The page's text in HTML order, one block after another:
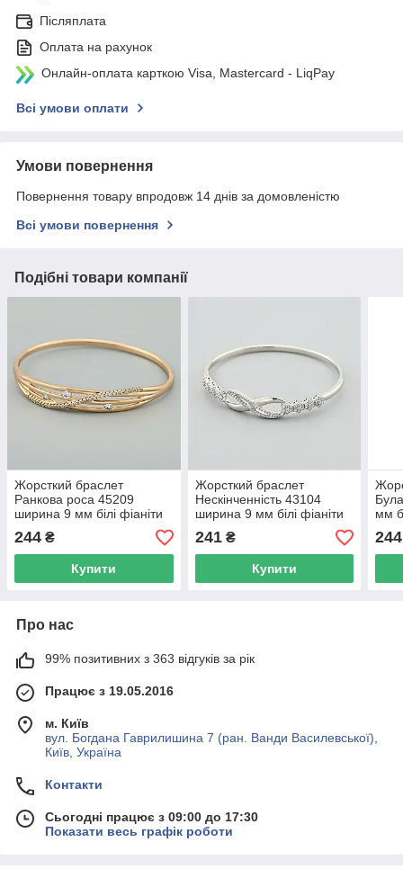
Післяплата
Оплата на рахунок
Онлайн-оплата карткою Visa, Mastercard - LiqPay
Всі умови оплати
Умови повернення
Повернення товару впродовж 14 днів за домовленістю
Всі умови повернення
Подібні товари компанії
Жорсткий браслет
Ранкова роса 45209
ширина 9 мм білі фіаніти
позолота 18К довжина 15-
18
244 ₴
Купити
Жорсткий браслет
Нескінченність 43104
ширина 9 мм білі фіаніти
позолота Біле Золото
довжина 15-18
241₴
Купити
мм
244
Про нас
99% позитивних з 363 відгуків за рік
Працює з 19.05.2016
м. Київ
вул. Богдана Гаврилишина 7 (ран. Ванди Василевської),
Київ, Україна
Контакти
Сьогодні працює з 09:00 до 17:30
Показати весь графік роботи